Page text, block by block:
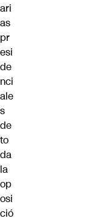
ari
as
pr
esi
de
nci
ale
s
de
to
da
la
op
osi
ció